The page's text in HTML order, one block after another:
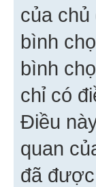
của
bình
bình
chỉ có
Điều
quan
đã